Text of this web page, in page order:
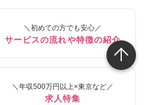
＼初めての方でも安心／
サービスの流れや特徴の紹介
＼年収500万円以上×東京など／
求人特集